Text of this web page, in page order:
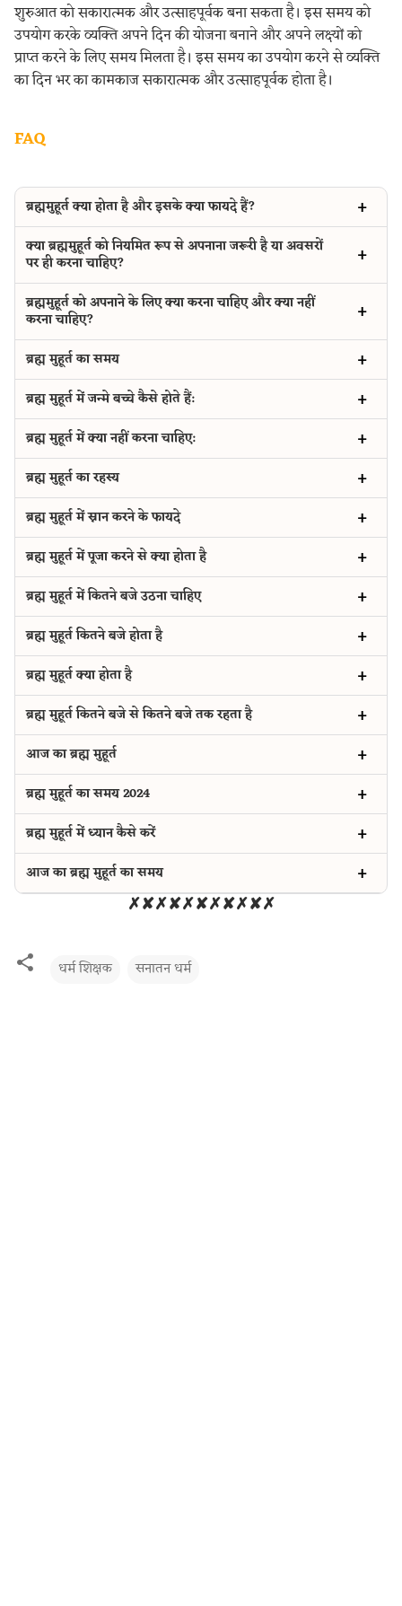
शुरुआत को सकारात्मक और उत्साहपूर्वक बना सकता है। इस समय को
उपयोग करके व्यक्ति अपने दिन की योजना बनाने और अपने लक्ष्यों को
प्राप्त करने के लिए समय मिलता है। इस समय का उपयोग करने से व्यक्ति
का दिन भर का कामकाज सकारात्मक और उत्साहपूर्वक होता है।
FAQ
ब्रह्ममुहूर्त क्या होता है और इसके क्या फायदे हैं?
क्या ब्रह्ममुहूर्त को नियमित रूप से अपनाना जरूरी है या अवसरों
पर ही करना चाहिए?
ब्रह्ममुहूर्त को अपनाने के लिए क्या करना चाहिए और क्या नहीं
करना चाहिए?
ब्रह्म मुहूर्त का समय
ब्रह्म मुहूर्त में जन्मे बच्चे कैसे होते हैं:
ब्रह्म मुहूर्त में क्या नहीं करना चाहिए:
ब्रह्म मुहूर्त का रहस्य
ब्रह्म मुहूर्त में स्नान करने के फायदे
ब्रह्म मुहूर्त में पूजा करने से क्या होता है
ब्रह्म मुहूर्त में कितने बजे उठना चाहिए
ब्रह्म मुहूर्त कितने बजे होता है
ब्रह्म मुहूर्त क्या होता है
ब्रह्म मुहूर्त कितने बजे से कितने बजे तक रहता है
आज का ब्रह्म मुहूर्त
ब्रह्म मुहूर्त का समय 2024
ब्रह्म मुहूर्त में ध्यान कैसे करें
आज का ब्रह्म मुहूर्त का समय
✗✘✗✘✗✘✗✘✗✘✗
धर्म शिक्षक सनातन धर्म